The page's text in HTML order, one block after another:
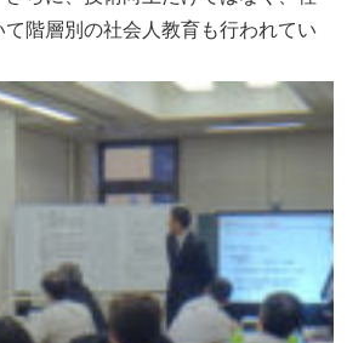
階層別の社会人教育も行われてい